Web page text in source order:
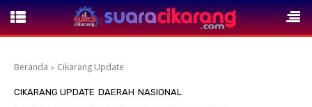
Beranda Cikarang Update
CIKARANG UPDATE DAERAH NASIONAL